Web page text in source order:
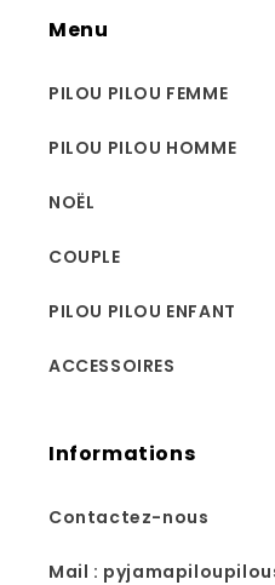
Menu
PILOU PILOU FEMME
PILOU PILOU HOMME
NOËL
COUPLE
PILOU PILOU ENFANT
ACCESSOIRES
Informations
Contactez-nous
Mail :